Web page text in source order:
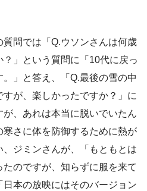
問では「Q.ウソンさんは何歳
」という質問に「10代に戻っ
」と答え、「Q.最後の雪の中
が、楽しかったですか？」に
、あれは本当に脱いでいたん
さに体を防御するために熱が
ジミンさんが、「もともとは
のですが、知らずに服を来て
本の放映にはそのバージョン